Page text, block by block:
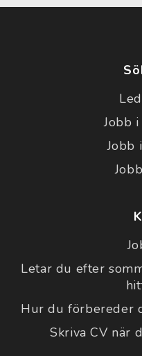
Jobb
Jobb
Letar du efter
Hur du förbereder
Skriva CV när